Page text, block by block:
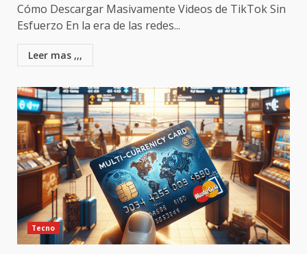
Cómo Descargar Masivamente Videos de TikTok Sin
Esfuerzo En la era de las redes...
Leer mas ,,,
Tecno